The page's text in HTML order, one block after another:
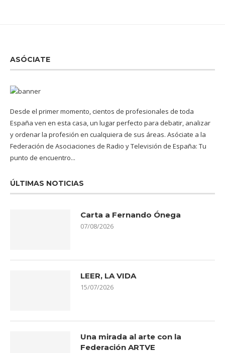
ASÓCIATE
Desde el primer momento, cientos de profesionales de toda
España ven en esta casa, un lugar perfecto para debatir, analizar
y ordenar la profesión en cualquiera de sus áreas. Asóciate a la
Federación de Asociaciones de Radio y Televisión de España: Tu
punto de encuentro...
ÚLTIMAS NOTICIAS
Carta a Fernando Ónega
07/08/2026
LEER, LA VIDA
15/07/2026
Una mirada al arte con la
Federación ARTVE